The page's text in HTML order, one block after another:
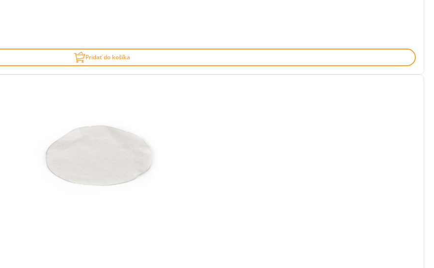
Pridať do košíka